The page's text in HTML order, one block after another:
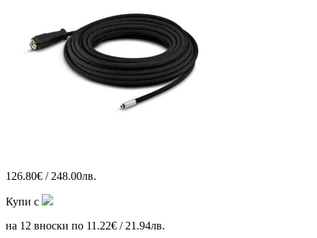
126.80€ / 248.00лв.
Купи с
на 12 вноски по 11.22€ / 21.94лв.